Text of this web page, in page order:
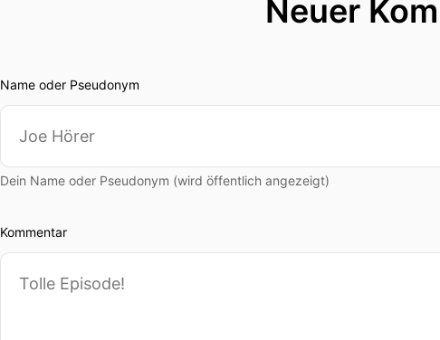
Neuer
Name oder Pseudonym
Dein Name oder Pseudonym (wird öffentlich angezeigt)
Kommentar